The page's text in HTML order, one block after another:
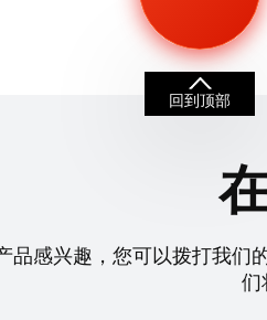
品感兴趣，您可以拨打我们
们
回到顶部